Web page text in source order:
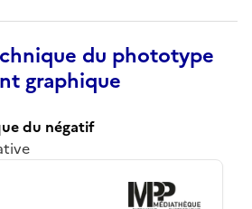
du phototype
graphique
du négatif